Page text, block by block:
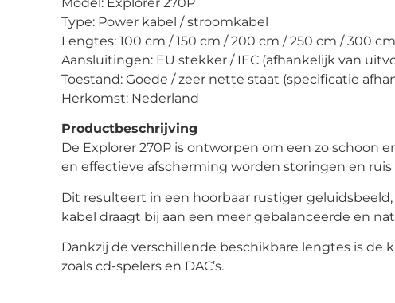
Type: Power kabel / stroomkabel
Lengtes: 100 cm / 150 cm / 200 cm / 250 cm / 300 cm
Aansluitingen: EU stekker / IEC (afhankelijk van
Toestand: Goede / zeer nette staat (specificatie
Herkomst: Nederland
Productbeschrijving
De Explorer 270P is ontworpen om een zo schoon
en effectieve afscherming worden storingen en
Dit resulteert in een hoorbaar rustiger
kabel draagt bij aan een meer gebalanceerde en
Dankzij de verschillende beschikbare lengtes is
zoals cd-spelers en DAC’s.